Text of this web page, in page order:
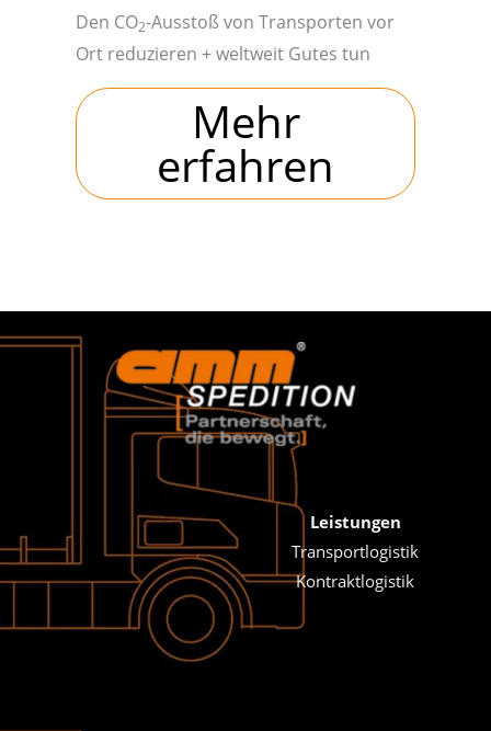
Den CO2-Ausstoß von Transporten vor
Ort reduzieren + weltweit Gutes tun
Mehr
erfahren
Leistungen
Transportlogistik
Kontraktlogistik